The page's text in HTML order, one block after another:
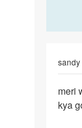
sandy
meri
wife
meri
kya